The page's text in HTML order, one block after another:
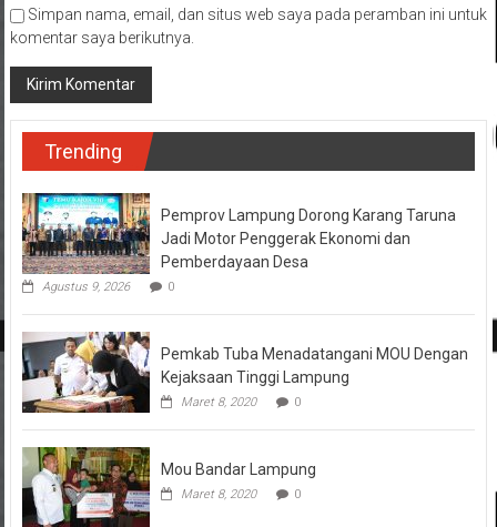
Simpan nama, email, dan situs web saya pada peramban ini untuk
komentar saya berikutnya.
Trending
Pemprov Lampung Dorong Karang Taruna
Jadi Motor Penggerak Ekonomi dan
Pemberdayaan Desa
Agustus 9, 2026 0
Pemkab Tuba Menadatangani MOU Dengan
Kejaksaan Tinggi Lampung
Maret 8, 2020 0
Mou Bandar Lampung
Maret 8, 2020 0